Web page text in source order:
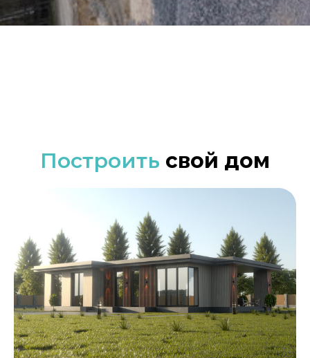
Построить свой дом